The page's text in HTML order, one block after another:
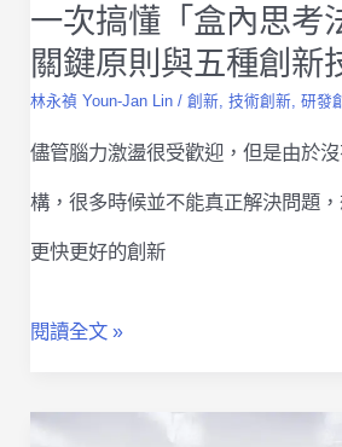
效
的
創
意
發
想
焦
一次搞懂「盒內思考
關鍵原則與五種創新
林永禎 Youn-Jan Lin/創新,技術創新,研發
儘管腦力激盪很受歡迎，但是由於
構，很多時候並不能真正解決問題
更快更好的創新
一
搞
閱讀全文 »